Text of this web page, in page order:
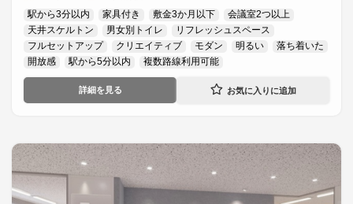
駅から3分以内 家具付き 敷金3か月以下
会議室2つ以上
天井スケルトン
男女別トイレ
リフレッシュスペース
フルセットアップ
クリエイティブ モダン 明るい
落ち着いた
開放感
駅から5分以内 複数路線利用可能
詳細を見る